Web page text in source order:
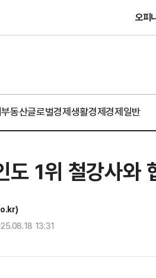
오피
부동산글로벌경제생활경제경제일반
도 1위 철강사와
13:31